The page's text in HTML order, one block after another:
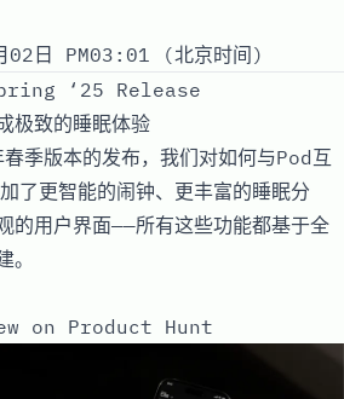
02日 PM03:01 (北京时间)
‘25 Release
极致的睡眠体验
季版本的发布，我们对如何与Pod互
了更智能的闹钟、更丰富的睡眠分
的用户界面——所有这些功能都基于全
on Product Hunt